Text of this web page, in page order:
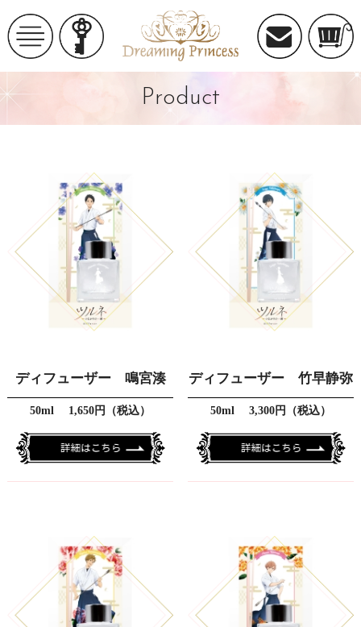
Product
ディフューザー 鳴宮湊
50ml 1,650円（税込）
ディフューザー 竹早静弥
50ml 3,300円（税込）